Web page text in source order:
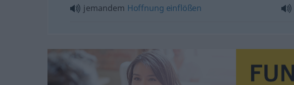
jemandem Hoffnung einflößen